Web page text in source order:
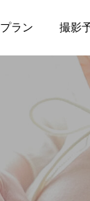
プラン 撮影